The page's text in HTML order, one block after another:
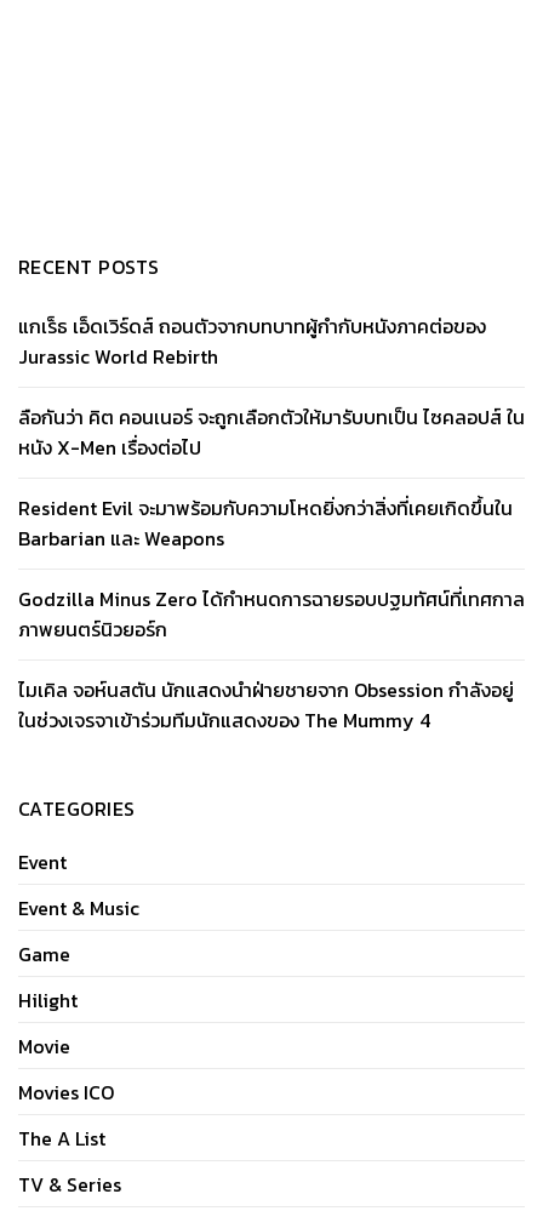
RECENT POSTS
แกเร็ธ เอ็ดเวิร์ดส์ ถอนตัวจากบทบาทผู้กำกับหนังภาคต่อของ
Jurassic World Rebirth
ลือกันว่า คิต คอนเนอร์ จะถูกเลือกตัวให้มารับบทเป็น ไซคลอปส์ ใน
หนัง X-Men เรื่องต่อไป
Resident Evil จะมาพร้อมกับความโหดยิ่งกว่าสิ่งที่เคยเกิดขึ้นใน
Barbarian และ Weapons
Godzilla Minus Zero ได้กำหนดการฉายรอบปฐมทัศน์ที่เทศกาล
ภาพยนตร์นิวยอร์ก
ไมเคิล จอห์นสตัน นักแสดงนำฝ่ายชายจาก Obsession กำลังอยู่
ในช่วงเจรจาเข้าร่วมทีมนักแสดงของ The Mummy 4
CATEGORIES
Event
Event & Music
Game
Hilight
Movie
Movies ICO
The A List
TV & Series